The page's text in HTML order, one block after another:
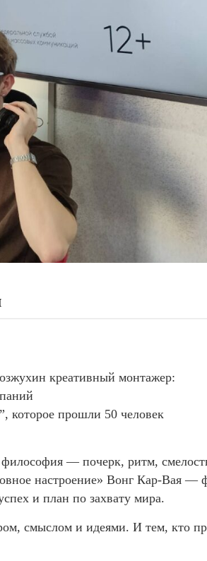
креативный монтажер:
которое прошли 50 человек
философия — почерк, ритм,
настроение» Вонг Кар-Вая —
и план по захвату мира.
смыслом и идеями. И тем, кто